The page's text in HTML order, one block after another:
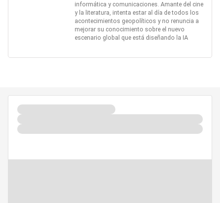
informática y comunicaciones. Amante del cine
y la literatura, intenta estar al día de todos los
acontecimientos geopolíticos y no renuncia a
mejorar su conocimiento sobre el nuevo
escenario global que está diseñando la IA